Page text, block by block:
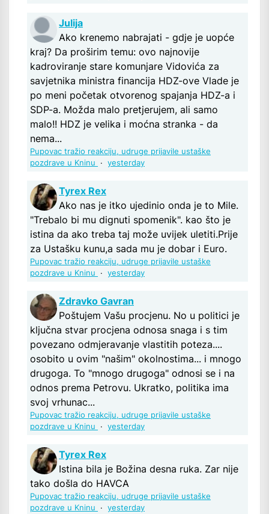
Julija
Ako krenemo nabrajati - gdje je uopće
kraj? Da proširim temu: ovo najnovije
kadroviranje stare komunjare Vidovića za
savjetnika ministra financija HDZ-ove Vlade je
po meni početak otvorenog spajanja HDZ-a i
SDP-a. Možda malo pretjerujem, ali samo
malo!! HDZ je velika i moćna stranka - da
nema...
Pupovac tražio reakciju, udruge prijavile ustaške
pozdrave u Kninu
· yesterday
Tyrex Rex
Ako nas je itko ujedinio onda je to Mile.
"Trebalo bi mu dignuti spomenik". kao što je
istina da ako treba taj može uvijek uletiti.Prije
za Ustašku kunu,a sada mu je dobar i Euro.
Pupovac tražio reakciju, udruge prijavile ustaške
pozdrave u Kninu
· yesterday
Zdravko Gavran
Poštujem Vašu procjenu. No u politici je
ključna stvar procjena odnosa snaga i s tim
povezano odmjeravanje vlastitih poteza....
osobito u ovim "našim" okolnostima... i mnogo
drugoga. To "mnogo drugoga" odnosi se i na
odnos prema Petrovu. Ukratko, politika ima
svoj vrhunac...
Pupovac tražio reakciju, udruge prijavile ustaške
pozdrave u Kninu
· yesterday
Tyrex Rex
Istina bila je Božina desna ruka. Zar nije
tako došla do HAVCA
Pupovac tražio reakciju, udruge prijavile ustaške
pozdrave u Kninu
· yesterday